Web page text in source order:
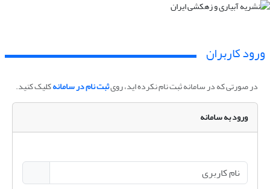
ورود کاربران
در صورتی که در سامانه ثبت نام نکرده اید، رویثبت نام در سامانهکلیک کنید.
ورود به سامانه